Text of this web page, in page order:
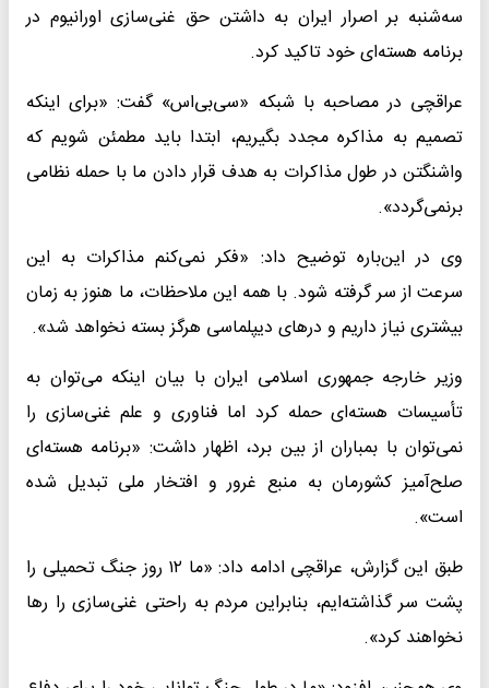
سه‌شنبه بر اصرار ایران به داشتن حق غنی‌سازی اورانیوم در
برنامه هسته‌ای خود تاکید کرد.
عراقچی در مصاحبه با شبکه «سی‌بی‌اس» گفت: «برای اینکه
تصمیم به مذاکره مجدد بگیریم، ابتدا باید مطمئن شویم که
واشنگتن در طول مذاکرات به هدف قرار دادن ما با حمله نظامی
برنمی‌گردد».
وی در این‌باره توضیح داد: «فکر نمی‌کنم مذاکرات به این
سرعت از سر گرفته شود. با همه این ملاحظات، ما هنوز به زمان
بیشتری نیاز داریم و درهای دیپلماسی هرگز بسته نخواهد شد».
وزیر خارجه جمهوری اسلامی ایران با بیان اینکه می‌توان به
تأسیسات هسته‌ای حمله کرد اما فناوری و علم غنی‌سازی را
نمی‌توان با بمباران از بین برد، اظهار داشت: «برنامه هسته‌ای
صلح‌آمیز کشورمان به منبع غرور و افتخار ملی تبدیل شده
است».
طبق این گزارش، عراقچی ادامه داد: «ما ۱۲ روز جنگ تحمیلی را
پشت سر گذاشته‌ایم، بنابراین مردم به راحتی غنی‌سازی را رها
نخواهند کرد».